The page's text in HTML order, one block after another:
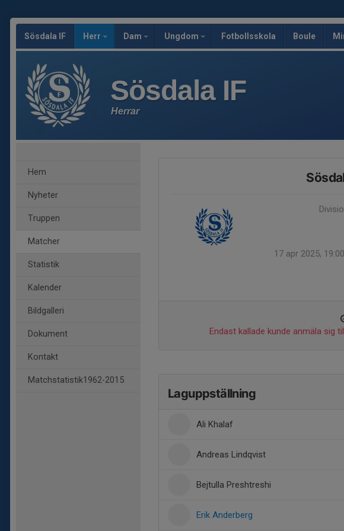
Sösdala IF Herr Dam Ungdom Fotbollsskola Boule
Sösdala IF
Herrar
Hem
Nyheter
Truppen
Matcher
Statistik
Kalender
Bildgalleri
Dokument
Kontakt
Matchstatistik1962-2015
17 apr 2025,
Endast kallade kunde anmäla sig
Laguppställning
Ali Khalaf
Andreas Lindqvist
Bejtulla Preshtreshi
Erik Anderberg